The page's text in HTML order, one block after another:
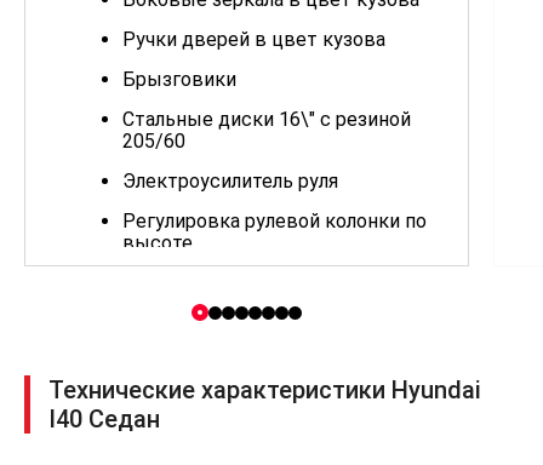
Ручки дверей в цвет кузова
Брызговики
Стальные диски 16\" с резиной
205/60
Электроусилитель руля
Регулировка рулевой колонки по
высоте
Электростеклоподъемники с
автоматическим и безопасным
Технические характеристики Hyundai
I40 Седан